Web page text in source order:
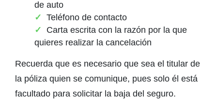
de auto
Teléfono de contacto
Carta escrita con la razón por la que
quieres realizar la cancelación
Recuerda que es necesario que sea el titular de
la póliza quien se comunique, pues solo él está
facultado para solicitar la baja del seguro.